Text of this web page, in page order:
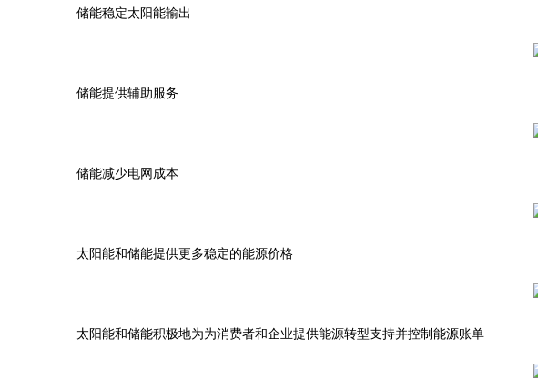
储能稳定太阳能输出
储能提供辅助服务
储能减少电网成本
太阳能和储能提供更多稳定的能源价格
太阳能和储能积极地为为消费者和企业提供能源转型支持并控制能源账单